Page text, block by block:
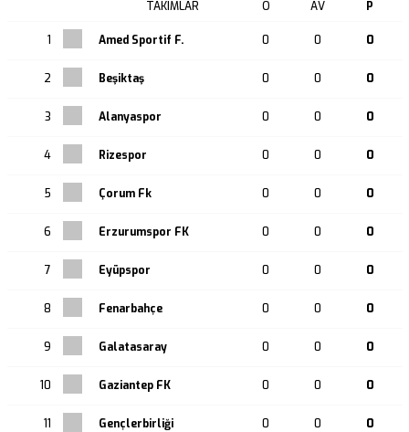
TAKIMLAR O AV P
1 Amed Sportif F. 0 0 0
2 Beşiktaş 0 0 0
3 Alanyaspor 0 0 0
4 Rizespor 0 0 0
5 Çorum Fk 0 0 0
6 Erzurumspor FK 0 0 0
7 Eyüpspor 0 0 0
8 Fenarbahçe 0 0 0
9 Galatasaray 0 0 0
10 Gaziantep FK 0 0 0
11 Gençlerbirliği 0 0 0